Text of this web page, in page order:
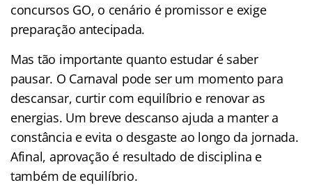
concursos GO, o cenário é promissor e exige
preparação antecipada.
Mas tão importante quanto estudar é saber
pausar. O Carnaval pode ser um momento para
descansar, curtir com equilíbrio e renovar as
energias. Um breve descanso ajuda a manter a
constância e evita o desgaste ao longo da jornada.
Afinal, aprovação é resultado de disciplina e
também de equilíbrio.